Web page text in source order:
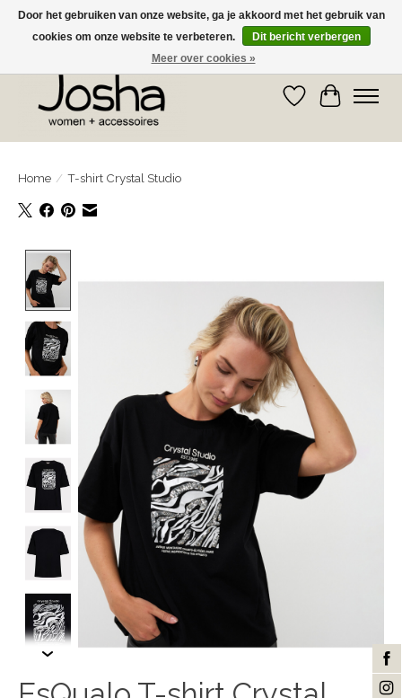
GRATIS OPHALEN IN DE WINKEL EN GRATIS VERZENDING VANAF € 75,00
Verlanglijst
Home / T-shirt Crystal Studio
Door het gebruiken van onze website, ga je akkoord met het gebruik van
cookies om onze website te verbeteren.
Dit bericht verbergen
Meer over cookies »